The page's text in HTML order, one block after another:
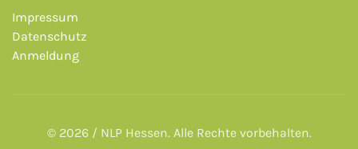
Impressum
Datenschutz
Anmeldung
© 2026 / NLP Hessen. Alle Rechte vorbehalten.